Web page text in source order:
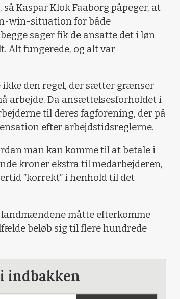
Kaspar Klok Faaborg påpeger, at
win-situation for både
sager fik de ansatte det i løn
Alt fungerede, og alt var
den regel, der sætter grænser
arbejde. Da ansættelsesforholdet i
til deres fagforening, der på
efter arbejdstidsreglerne.
man kan komme til at betale i
kroner ekstra til medarbejderen,
”korrekt” i henhold til det
måtte efterkomme
beløb sig til flere hundrede
indbakken